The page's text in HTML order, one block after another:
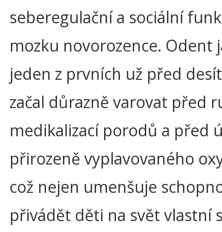
seberegulační a sociální
mozku novorozence. Odent
jeden z prvních už před
začal důrazně varovat před
medikalizací porodů a před
přirozeně vyplavovaného
což nejen umenšuje
přivádět děti na svět vlastní